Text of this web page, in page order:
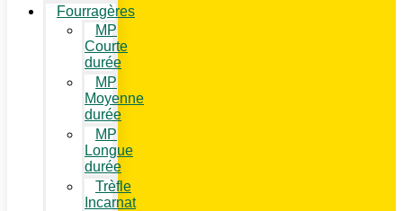
Fourragères
MP
Courte
durée
MP
Moyenne
durée
MP
Longue
durée
Trèfle
Incarnat